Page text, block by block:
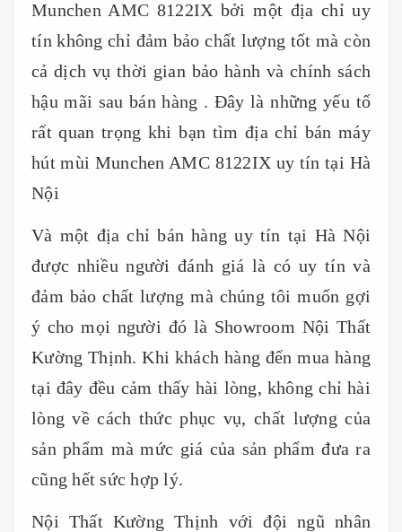
Munchen AMC 8122IX bởi một địa chỉ uy
tín không chỉ đảm bảo chất lượng tốt mà còn
cả dịch vụ thời gian bảo hành và chính sách
hậu mãi sau bán hàng . Đây là những yếu tố
rất quan trọng khi bạn tìm địa chỉ bán máy
hút mùi Munchen AMC 8122IX uy tín tại Hà
Nội
Và một địa chỉ bán hàng uy tín tại Hà Nội
được nhiều người đánh giá là có uy tín và
đảm bảo chất lượng mà chúng tôi muốn gợi
ý cho mọi người đó là Showroom Nội Thất
Kường Thịnh. Khi khách hàng đến mua hàng
tại đây đều cảm thấy hài lòng, không chỉ hài
lòng về cách thức phục vụ, chất lượng của
sản phẩm mà mức giá của sản phẩm đưa ra
cũng hết sức hợp lý.
Nội Thất Kường Thịnh với đội ngũ nhân